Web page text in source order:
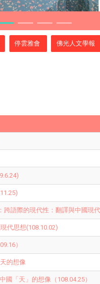
停雲雅會 佛光人文學報
跨語際的現代性：翻譯與中國現
代思想(108.10.02)
）
的想像
國「天」的想像（108.04.25）